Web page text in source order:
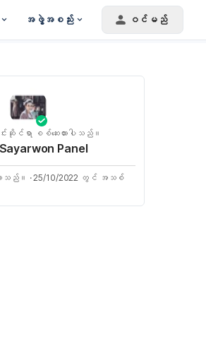
အဖွဲ့အစည်း ဝင်မည်
းဆိုင်ရာ စစ်ဆေးထားပါသည်။
Panel
းသည်။ ·25/10/2022 တွင် အသစ်